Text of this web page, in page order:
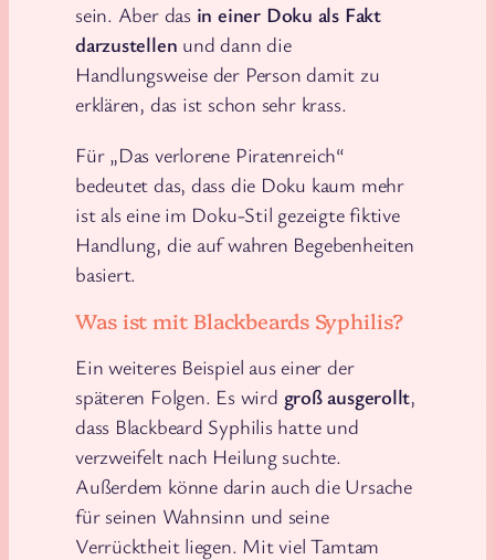
sein. Aber das in einer Doku als Fakt
darzustellen und dann die
Handlungsweise der Person damit zu
erklären, das ist schon sehr krass.
Für „Das verlorene Piratenreich“
bedeutet das, dass die Doku kaum mehr
ist als eine im Doku-Stil gezeigte fiktive
Handlung, die auf wahren Begebenheiten
basiert.
Was ist mit Blackbeards Syphilis?
Ein weiteres Beispiel aus einer der
späteren Folgen. Es wird groß ausgerollt,
dass Blackbeard Syphilis hatte und
verzweifelt nach Heilung suchte.
Außerdem könne darin auch die Ursache
für seinen Wahnsinn und seine
Verrücktheit liegen. Mit viel Tamtam